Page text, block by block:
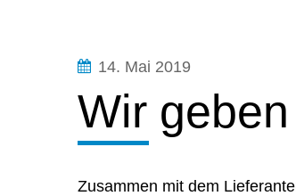
14. Mai 2019
Wir
Zusammen mit dem